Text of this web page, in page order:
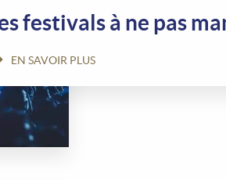
festivals à ne pas
EN SAVOIR PLUS